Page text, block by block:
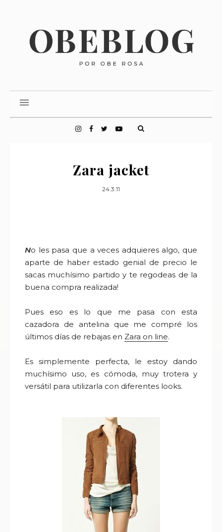
Zara jacket
24.3.11
No les pasa que a veces adquieres algo, que
aparte de haber estado genial de precio le
sacas muchísimo partido y te regodeas de la
buena compra realizada!
Pues eso es lo que me pasa con esta
cazadora de antelina que me compré los
últimos días de rebajas en Zara on line.
Es simplemente perfecta, le estoy dando
muchísimo uso, es cómoda, muy trotera y
versátil para utilizarla con diferentes looks.